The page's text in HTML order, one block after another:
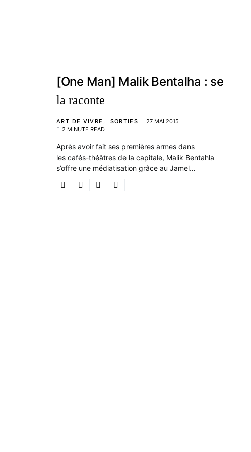
[One Man] Malik Bentalha : se
la raconte
ART DE VIVRE SORTIES
27 MAI 2015
2 MINUTE READ
Après avoir fait ses premières armes dans
les cafés-théâtres de la capitale, Malik Bentahla
s’offre une médiatisation grâce au Jamel…